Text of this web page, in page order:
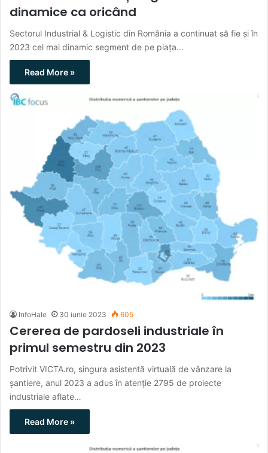
dinamice ca oricând
Sectorul Industrial & Logistic din România a continuat să fie și în
2023 cel mai dinamic segment de pe piața…
Read More »
InfoHale 30 iunie 2023 605
Cererea de pardoseli industriale în
primul semestru din 2023
Potrivit VICTA.ro, singura asistentă virtuală de vânzare la
șantiere, anul 2023 a adus în atenție 2795 de proiecte
industriale aflate…
Read More »